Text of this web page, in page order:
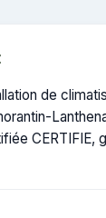
de
CERTIFIE,